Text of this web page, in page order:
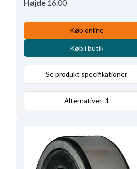
Højde 16.00
Køb online
Køb i butik
Se produkt specifikationer
Alternativer 1